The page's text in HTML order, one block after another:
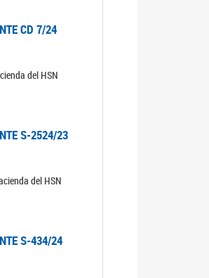
CD 7/24
del HSN
S-2524/23
del HSN
S-434/24